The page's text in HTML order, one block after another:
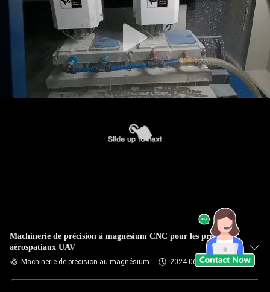
Machinerie de précision à magnésium CNC pour les produits
aérospatiaux UAV
Machinerie de précision au magnésium 2024-06-03